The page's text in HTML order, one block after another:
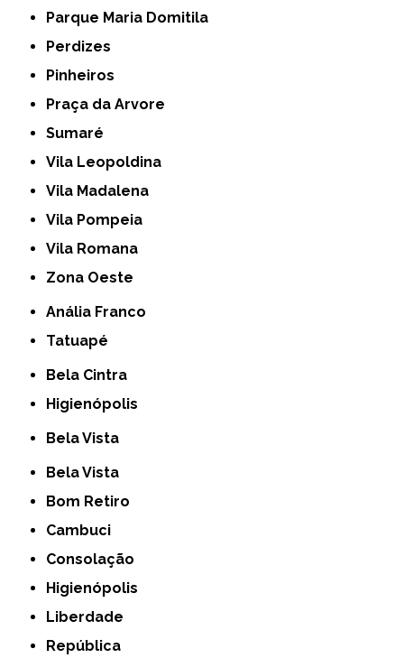
Parque Maria Domitila
Perdizes
Pinheiros
Praça da Arvore
Sumaré
Vila Leopoldina
Vila Madalena
Vila Pompeia
Vila Romana
Zona Oeste
Anália Franco
Tatuapé
Bela Cintra
Higienópolis
Bela Vista
Bela Vista
Bom Retiro
Cambuci
Consolação
Higienópolis
Liberdade
República